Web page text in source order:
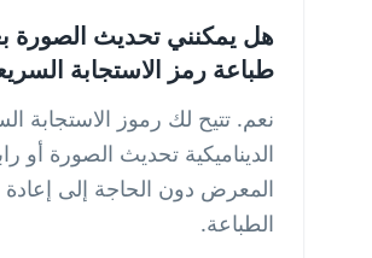
هل يمكنني تحديث الصورة
طباعة رمز الاستجابة
نعم. تتيح لك رموز الاستجابة
الديناميكية تحديث الصورة أو
المعرض دون الحاجة إلى إعادة
الطباعة.